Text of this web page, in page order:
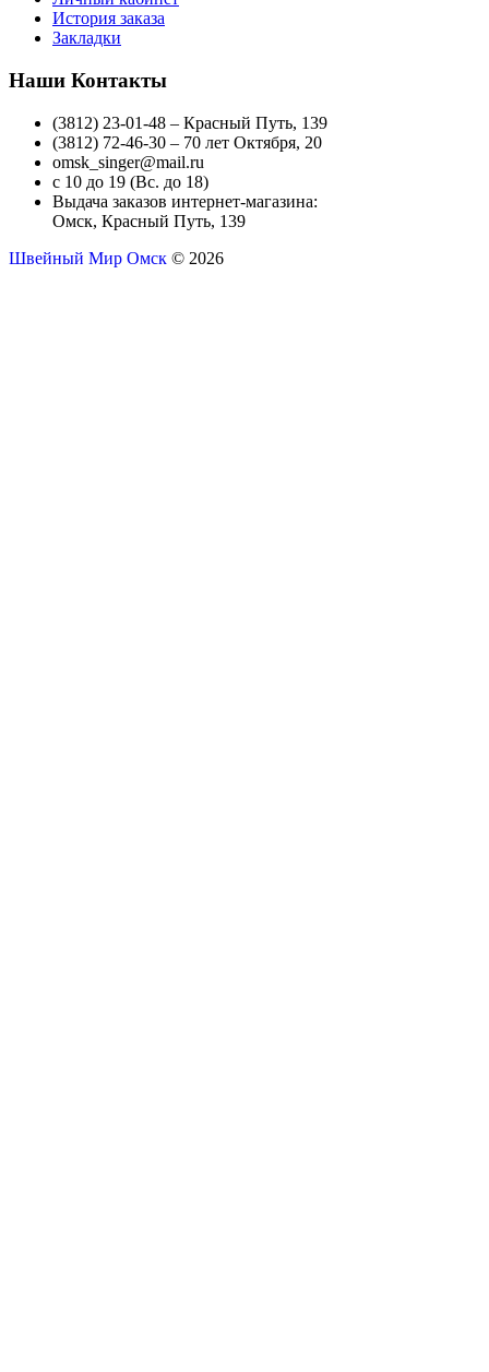
История заказа
Закладки
Наши Контакты
(3812) 23-01-48 – Красный Путь, 139
(3812) 72-46-30 – 70 лет Октября, 20
omsk_singer@mail.ru
с 10 до 19 (Вс. до 18)
Выдача заказов интернет-магазина:
Омск, Красный Путь, 139
Швейный Мир Омск © 2026